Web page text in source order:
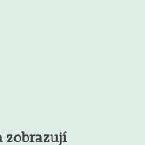
zobrazují